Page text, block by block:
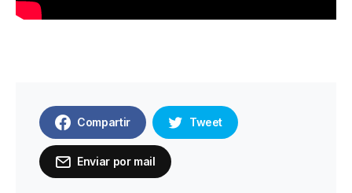
Compartir Tweet
Enviar por mail